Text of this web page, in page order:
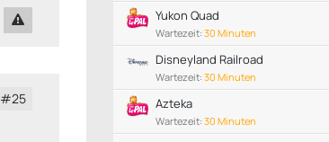
#25
Yukon Quad
Wartezeit: 30 Minuten
Disneyland Railroad
Wartezeit: 30 Minuten
Azteka
Wartezeit: 30 Minuten